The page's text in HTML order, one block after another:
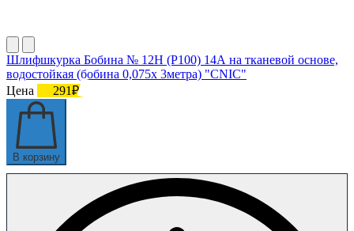
Шлифшкурка Бобина № 12Н (P100) 14А на тканевой основе,
водостойкая (бобина 0,075х 3метра) "CNIC"
Цена
291₽
В корзину